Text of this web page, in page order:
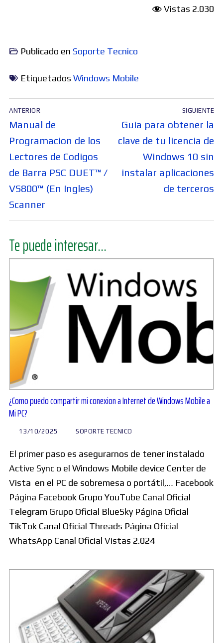
Vistas 2.030
Publicado en Soporte Tecnico
Etiquetados Windows Mobile
Navegación
de
entradas
ANTERIOR
Entrada
anterior:
Manual de
Programacion de los
Lectores de Codigos
de Barra PSC DUET™ /
VS800™ (En Ingles)
Scanner
SIGUIENTE
Entrada
siguiente:
Guia para obtener la
clave de tu licencia de
Windows 10 sin
instalar aplicaciones
de terceros
Te puede interesar...
¿Como puedo compartir mi conexion a Internet de Windows Mobile a
Mi PC?
13/10/2025 SOPORTE TECNICO
El primer paso es asegurarnos de tener instalado
Active Sync o el Windows Mobile device Center de
Vista en el PC de sobremesa o portátil,… Facebook
Página Facebook Grupo YouTube Canal Oficial
Telegram Grupo Oficial BlueSky Página Oficial
TikTok Canal Oficial Threads Página Oficial
WhatsApp Canal Oficial Vistas 2.024